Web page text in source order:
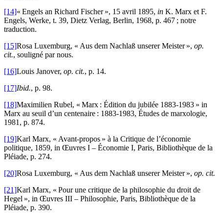
[14]« Engels an Richard Fischer », 15 avril 1895, in K. Marx et F.
Engels, Werke, t. 39, Dietz Verlag, Berlin, 1968, p. 467 ; notre
traduction.
[15]Rosa Luxemburg, « Aus dem Nachlaß unserer Meister », op.
cit., souligné par nous.
[16]Louis Janover, op. cit., p. 14.
[17]Ibid., p. 98.
[18]Maximilien Rubel, « Marx : Édition du jubilée 1883-1983 » in
Marx au seuil d’un centenaire : 1883-1983, Études de marxologie,
1981, p. 874.
[19]Karl Marx, « Avant-propos » à la Critique de l’économie
politique, 1859, in Œuvres I – Économie I, Paris, Bibliothèque de la
Pléiade, p. 274.
[20]Rosa Luxemburg, « Aus dem Nachlaß unserer Meister », op. cit.
[21]Karl Marx, « Pour une critique de la philosophie du droit de
Hegel », in Œuvres III – Philosophie, Paris, Bibliothèque de la
Pléiade, p. 390.